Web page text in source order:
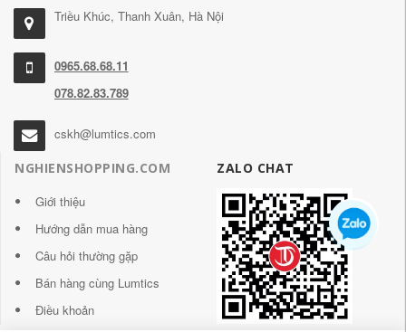
Triều Khúc, Thanh Xuân, Hà Nội
0965.68.68.11
078.82.83.789
cskh@lumtics.com
NGHIENSHOPPING.COM
Giới thiệu
Hướng dẫn mua hàng
Câu hỏi thường gặp
Bán hàng cùng Lumtics
Điều khoản
ZALO CHAT